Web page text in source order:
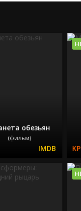
обезьян
(фильм)